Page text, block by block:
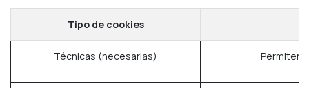
Tipo de cookies
Técnicas (necesarias) Permiten